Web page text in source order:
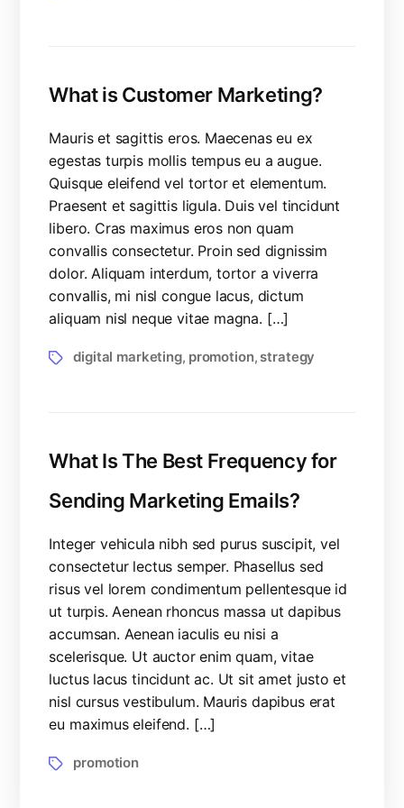
What is Customer Marketing?
Mauris et sagittis eros. Maecenas eu ex
egestas turpis mollis tempus eu a augue.
Quisque eleifend vel tortor et elementum.
Praesent et sagittis ligula. Duis vel tincidunt
libero. Cras maximus eros non quam
convallis consectetur. Proin sed dignissim
dolor. Aliquam interdum, tortor a viverra
convallis, mi nisl congue lacus, dictum
aliquam nisl neque vitae magna. […]
digital marketing, promotion, strategy
What Is The Best Frequency for
Sending Marketing Emails?
Integer vehicula nibh sed purus suscipit, vel
consectetur lectus semper. Phasellus sed
risus vel lorem condimentum pellentesque id
ut turpis. Aenean rhoncus massa ut dapibus
accumsan. Aenean iaculis eu nisi a
scelerisque. Ut auctor enim quam, vitae
luctus lacus tincidunt ac. Ut sit amet justo et
nisl cursus vestibulum. Mauris dapibus erat
eu maximus eleifend. […]
promotion